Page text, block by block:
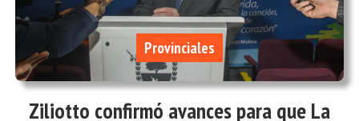
Ziliotto confirmó avances para que La
Provinciales